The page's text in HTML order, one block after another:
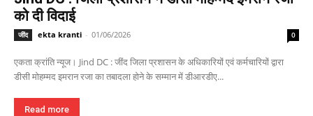
को दी विदाई
जींद ekta kranti - 01/06/2026 0
एकता क्रांति न्यूज। Jind DC : जींद जिला प्रशासन के अधिकारियों एवं कर्मचारियों द्वारा
डीसी मोहम्मद इमरान रजा का तबादला होने के सम्मान में डीआरडीए...
Read more